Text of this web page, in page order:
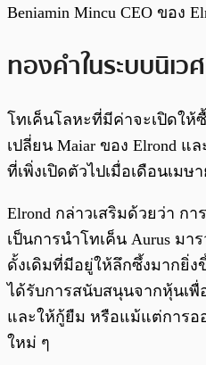
Beniamin Mincu CEO ของ
ทองคำในระบบนิเว
โทเค็นโลหะที่มีค่าจะเปิดใ
เปลี่ยน Maiar ของ Elrond แล
ที่เพิ่งเปิดตัวไปเมื่อเดือนเมษ
Elrond กล่าวเสริมด้วยว่า ก
เป็นการนำโทเค็น Aurus ม
ดั้งเดิมที่มีอยู่ให้ลึกซึ้งมากยิ่ง
ได้รับการสนับสนุนจากหุ้นเพื่
และให้กู้ยืม หรือแม้แต่การอ
ใหม่ ๆ